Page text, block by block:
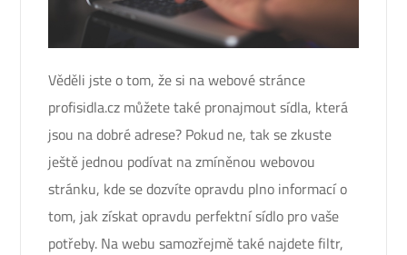
Věděli jste o tom, že si na webové stránce
profisidla.cz můžete také pronajmout sídla, která
jsou na dobré adrese? Pokud ne, tak se zkuste
ještě jednou podívat na zmíněnou webovou
stránku, kde se dozvíte opravdu plno informací o
tom, jak získat opravdu perfektní sídlo pro vaše
potřeby. Na webu samozřejmě také najdete filtr,